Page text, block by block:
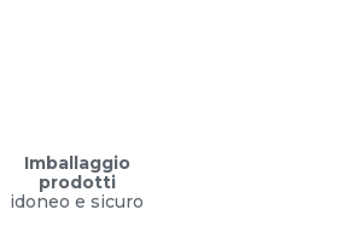
Imballaggio
prodotti
idoneo e sicuro